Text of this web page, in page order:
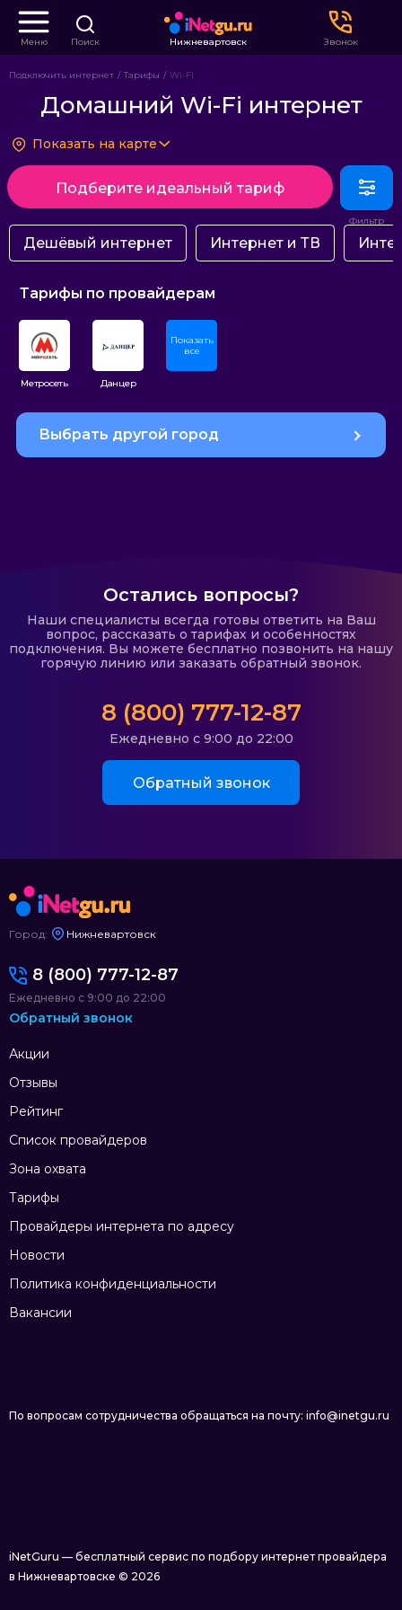
Меню Поиск Нижневартовск Звонок
Подключить интернет Тарифы Wi-Fi
Домашний Wi-Fi интернет
Показать на карте
Подберите идеальный тариф
Дешёвый интернет Интернет и ТВ
Тарифы по провайдерам
Метросеть Данцер
Показать
все
Выбрать другой город
Остались вопросы?
Наши специалисты всегда готовы ответить на Ваш
вопрос, рассказать о тарифах и особенностях
подключения. Вы можете бесплатно позвонить на нашу
горячую линию или заказать обратный звонок.
8 (800) 777-12-87
Ежедневно с 9:00 до 22:00
Обратный звонок
Город: Нижневартовск
Акции
Отзывы
Рейтинг
Список провайдеров
Зона охвата
Тарифы
Провайдеры интернета по адресу
Новости
Политика конфиденциальности
Вакансии
8 (800) 777-12-87
Ежедневно с 9:00 до 22:00
Обратный звонок
По вопросам сотрудничества обращаться на почту: info@inetgu.ru
iNetGuru — бесплатный сервис по подбору интернет провайдера
в Нижневартовске © 2026